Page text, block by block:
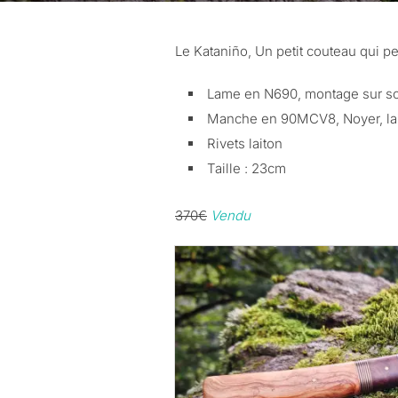
Le Kataniño, Un petit couteau qui
Lame en N690, montage sur
Manche en 90MCV8, Noyer,
Rivets laiton
Taille : 23cm
370€ Vendu